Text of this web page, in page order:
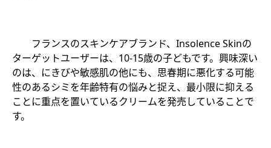
フランスのスキンケアブランド、Insolence Skinの
ターゲットユーザーは、10-15歳の子どもです。興味深い
のは、にきびや敏感肌の他にも、思春期に悪化する可能
性のあるシミを年齢特有の悩みと捉え、最小限に抑える
ことに重点を置いているクリームを発売していることで
す。